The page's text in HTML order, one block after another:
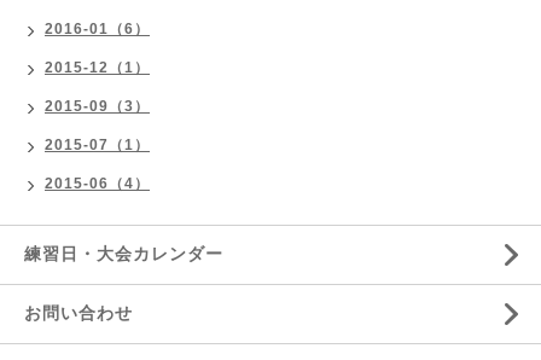
2016-01（6）
2015-12（1）
2015-09（3）
2015-07（1）
2015-06（4）
練習日・大会カレンダー
お問い合わせ